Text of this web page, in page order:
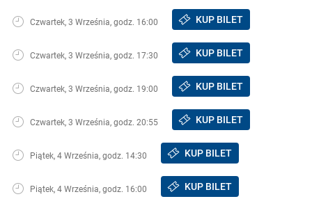
Czwartek, 3 Września, godz. 16:00 KUP BILET
Czwartek, 3 Września, godz. 17:30 KUP BILET
Czwartek, 3 Września, godz. 19:00 KUP BILET
Czwartek, 3 Września, godz. 20:55 KUP BILET
Piątek, 4 Września, godz. 14:30 KUP BILET
Piątek, 4 Września, godz. 16:00 KUP BILET